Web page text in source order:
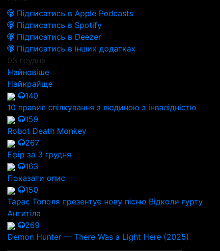
Підписатись в Apple Podcasts
Підписатись в Spotify
Підписатись в Deezer
Підписатись в інших додатках
03 грудня
Найновіше
Найкрайще
140
10 правил спілкування з людиною з інвалідністю
159
Robot Death Monkey
267
Ефір за 3 грудня
163
Показати опис
150
Тарас Тополя презентує нову пісню Відколи гурту
Антитіла
269
Demon Hunter — There Was a Light Here (2025)